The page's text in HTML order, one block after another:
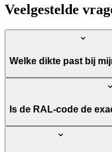
Veelgestelde
Welke dikte past bij
Is de RAL-code de